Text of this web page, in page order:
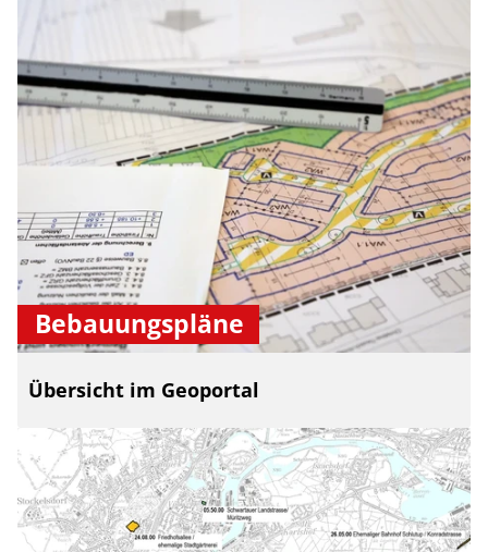
Bebauungspläne
Übersicht im Geoportal